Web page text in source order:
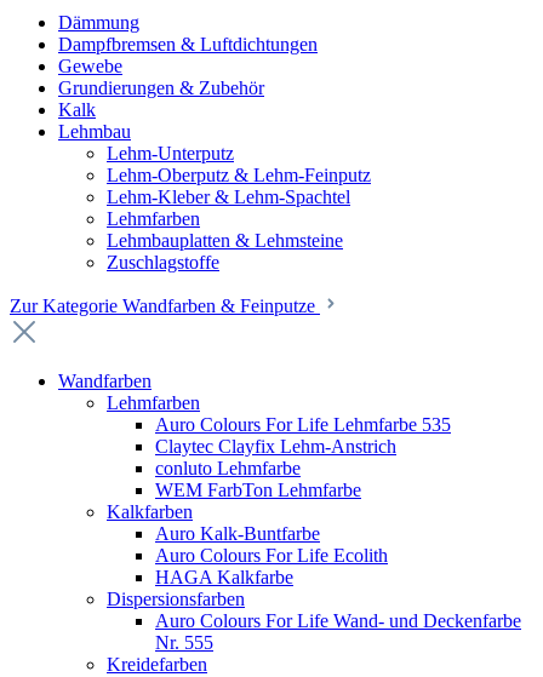
Dämmung
Dampfbremsen & Luftdichtungen
Gewebe
Grundierungen & Zubehör
Kalk
Lehmbau
Lehm-Unterputz
Lehm-Oberputz & Lehm-Feinputz
Lehm-Kleber & Lehm-Spachtel
Lehmfarben
Lehmbauplatten & Lehmsteine
Zuschlagstoffe
Zur Kategorie Wandfarben & Feinputze
Wandfarben
Lehmfarben
Auro Colours For Life Lehmfarbe 535
Claytec Clayfix Lehm-Anstrich
conluto Lehmfarbe
WEM FarbTon Lehmfarbe
Kalkfarben
Auro Kalk-Buntfarbe
Auro Colours For Life Ecolith
HAGA Kalkfarbe
Dispersionsfarben
Auro Colours For Life Wand- und Deckenfarbe
Nr. 555
Kreidefarben